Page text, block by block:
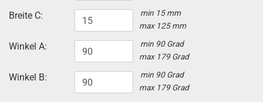
Breite C:
min 15 mm
max 125 mm
Winkel A:
min 90 Grad
max 179 Grad
Winkel B:
min 90 Grad
max 179 Grad